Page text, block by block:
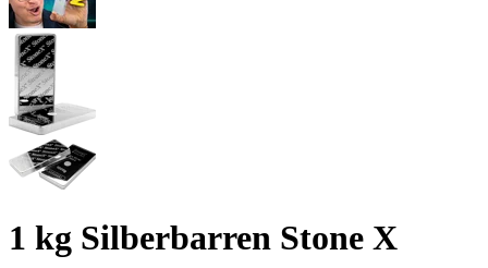
1 kg Silberbarren Stone X